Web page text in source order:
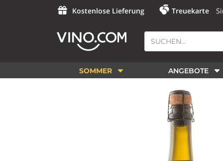
Kostenlose Lieferung Treuekarte
SOMMER ANGEBOTE